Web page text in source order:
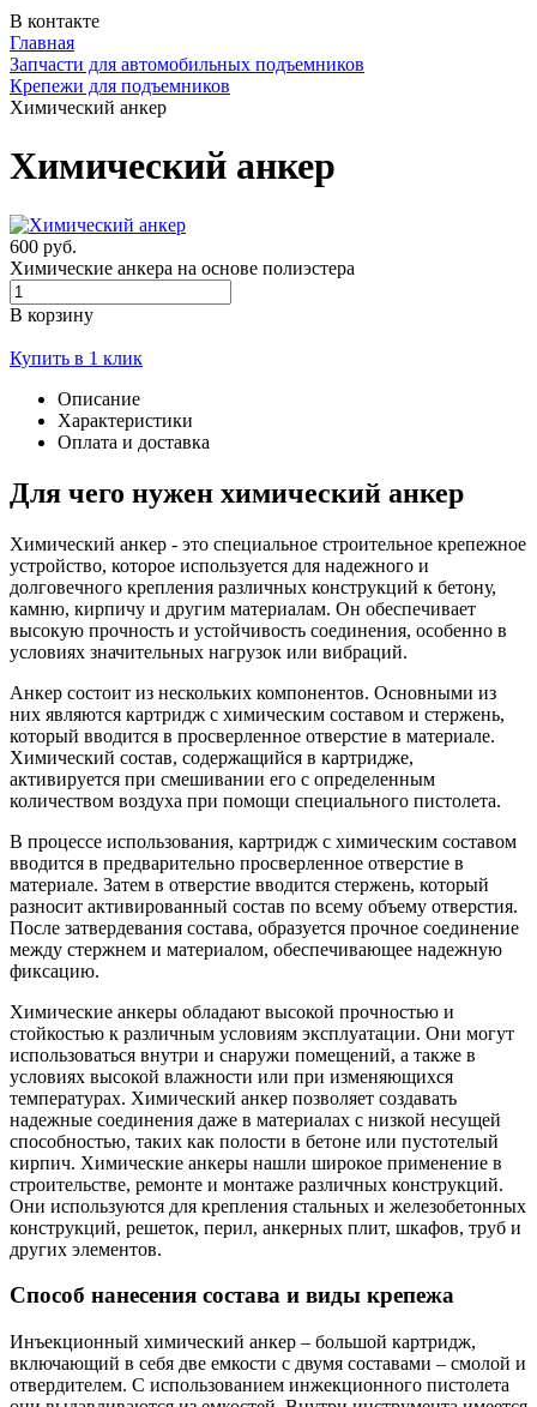
В контакте
Главная
Запчасти для автомобильных подъемников
Крепежи для подъемников
Химический анкер
Химический анкер
600 руб.
Химические анкера на основе полиэстера
В корзину
Купить в 1 клик
Описание
Характеристики
Оплата и доставка
Для чего нужен химический анкер
Химический анкер - это специальное строительное крепежное
устройство, которое используется для надежного и
долговечного крепления различных конструкций к бетону,
камню, кирпичу и другим материалам. Он обеспечивает
высокую прочность и устойчивость соединения, особенно в
условиях значительных нагрузок или вибраций.
Анкер состоит из нескольких компонентов. Основными из
них являются картридж с химическим составом и стержень,
который вводится в просверленное отверстие в материале.
Химический состав, содержащийся в картридже,
активируется при смешивании его с определенным
количеством воздуха при помощи специального пистолета.
В процессе использования, картридж с химическим составом
вводится в предварительно просверленное отверстие в
материале. Затем в отверстие вводится стержень, который
разносит активированный состав по всему объему отверстия.
После затвердевания состава, образуется прочное соединение
между стержнем и материалом, обеспечивающее надежную
фиксацию.
Химические анкеры обладают высокой прочностью и
стойкостью к различным условиям эксплуатации. Они могут
использоваться внутри и снаружи помещений, а также в
условиях высокой влажности или при изменяющихся
температурах. Химический анкер позволяет создавать
надежные соединения даже в материалах с низкой несущей
способностью, таких как полости в бетоне или пустотелый
кирпич. Химические анкеры нашли широкое применение в
строительстве, ремонте и монтаже различных конструкций.
Они используются для крепления стальных и железобетонных
конструкций, решеток, перил, анкерных плит, шкафов, труб и
других элементов.
Способ нанесения состава и виды крепежа
Инъекционный химический анкер – большой картридж,
включающий в себя две емкости с двумя составами – смолой и
отвердителем. С использованием инжекционного пистолета